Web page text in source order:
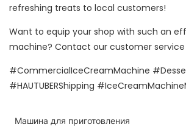
refreshing treats to local customers!
Want to equip your shop with such an
machine? Contact our customer
#CommercialIceCreamMachine
#HAUTUBERShipping
Машина для приготовления